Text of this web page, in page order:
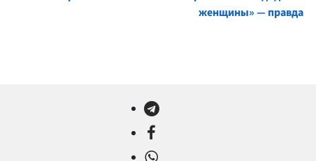
женщины» — правда
Telegram
Facebook
WhatsApp